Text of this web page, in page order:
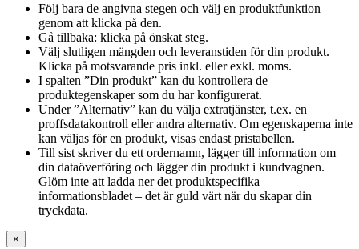
Följ bara de angivna stegen och välj en produktfunktion
genom att klicka på den.
Gå tillbaka: klicka på önskat steg.
Välj slutligen mängden och leveranstiden för din produkt.
Klicka på motsvarande pris inkl. eller exkl. moms.
I spalten ”Din produkt” kan du kontrollera de
produktegenskaper som du har konfigurerat.
Under ”Alternativ” kan du välja extratjänster, t.ex. en
proffsdatakontroll eller andra alternativ. Om egenskaperna inte
kan väljas för en produkt, visas endast pristabellen.
Till sist skriver du ett ordernamn, lägger till information om
din dataöverföring och lägger din produkt i kundvagnen.
Glöm inte att ladda ner det produktspecifika
informationsbladet – det är guld värt när du skapar din
tryckdata.
×